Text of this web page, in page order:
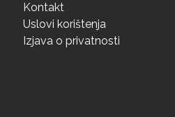
Kontakt
Uslovi korištenja
Izjava o privatnosti